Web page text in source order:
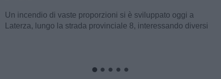
LATERZA
Nella mattinata di ieri, l’aula consiliare del Comune di